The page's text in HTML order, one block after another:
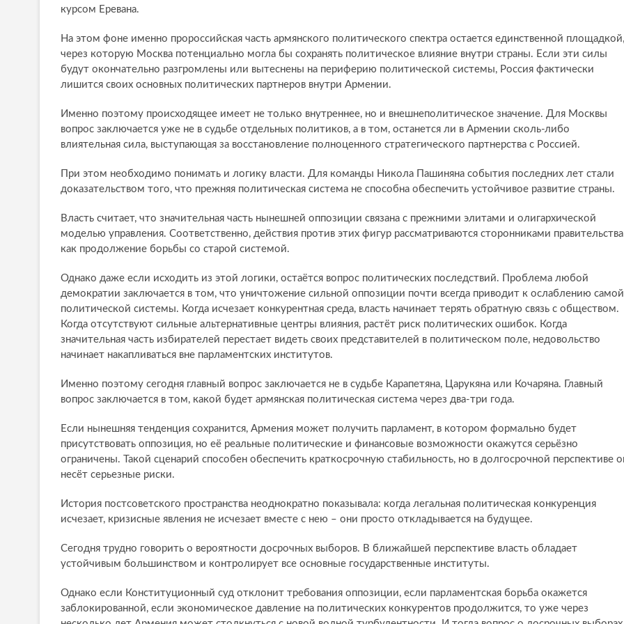
курсом Еревана.
На этом фоне именно пророссийская часть армянского политического спектра остается единственной площадкой,
через которую Москва потенциально могла бы сохранять политическое влияние внутри страны. Если эти силы
будут окончательно разгромлены или вытеснены на периферию политической системы, Россия фактически
лишится своих основных политических партнеров внутри Армении.
Именно поэтому происходящее имеет не только внутреннее, но и внешнеполитическое значение. Для Москвы
вопрос заключается уже не в судьбе отдельных политиков, а в том, останется ли в Армении сколь-либо
влиятельная сила, выступающая за восстановление полноценного стратегического партнерства с Россией.
При этом необходимо понимать и логику власти. Для команды Никола Пашиняна события последних лет стали
доказательством того, что прежняя политическая система не способна обеспечить устойчивое развитие страны.
Власть считает, что значительная часть нынешней оппозиции связана с прежними элитами и олигархической
моделью управления. Соответственно, действия против этих фигур рассматриваются сторонниками правительства
как продолжение борьбы со старой системой.
Однако даже если исходить из этой логики, остаётся вопрос политических последствий. Проблема любой
демократии заключается в том, что уничтожение сильной оппозиции почти всегда приводит к ослаблению самой
политической системы. Когда исчезает конкурентная среда, власть начинает терять обратную связь с обществом.
Когда отсутствуют сильные альтернативные центры влияния, растёт риск политических ошибок. Когда
значительная часть избирателей перестает видеть своих представителей в политическом поле, недовольство
начинает накапливаться вне парламентских институтов.
Именно поэтому сегодня главный вопрос заключается не в судьбе Карапетяна, Царукяна или Кочаряна. Главный
вопрос заключается в том, какой будет армянская политическая система через два-три года.
Если нынешняя тенденция сохранится, Армения может получить парламент, в котором формально будет
присутствовать оппозиция, но её реальные политические и финансовые возможности окажутся серьёзно
ограничены. Такой сценарий способен обеспечить краткосрочную стабильность, но в долгосрочной перспективе
несёт серьезные риски.
История постсоветского пространства неоднократно показывала: когда легальная политическая конкуренция
исчезает, кризисные явления не исчезает вместе с нею – они просто откладывается на будущее.
Сегодня трудно говорить о вероятности досрочных выборов. В ближайшей перспективе власть обладает
устойчивым большинством и контролирует все основные государственные институты.
Однако если Конституционный суд отклонит требования оппозиции, если парламентская борьба окажется
заблокированной, если экономическое давление на политических конкурентов продолжится, то уже через